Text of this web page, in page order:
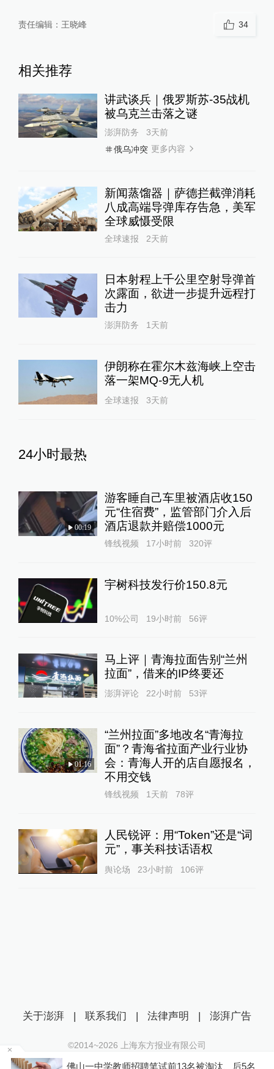
责任编辑： 王晓峰 34
相关推荐
讲武谈兵｜俄罗斯苏-35战机
被乌克兰击落之谜
澎湃防务
3天前
俄乌冲突 更多内容
新闻蒸馏器｜萨德拦截弹消耗
八成高端导弹库存告急，美军
全球威慑受限
全球速报 2天前
日本射程上千公里空射导弹首
次露面，欲进一步提升远程打
击力
澎湃防务 1天前
伊朗称在霍尔木兹海峡上空击
落一架MQ-9无人机
全球速报 3天前
24小时最热
00:19
游客睡自己车里被酒店收150
元“住宿费”，监管部门介入后
酒店退款并赔偿1000元
锋线视频 17小时前 320评
宇树科技发行价150.8元
10%公司 19小时前 56评
马上评｜青海拉面告别“兰州
拉面”，借来的IP终要还
澎湃评论 22小时前 53评
01:16
“兰州拉面”多地改名“青海拉
面”？青海省拉面产业行业协
会：青海人开的店自愿报名，
不用交钱
锋线视频 1天前 78评
人民锐评：用“Token”还是“词
元”，事关科技话语权
舆论场 23小时前 106评
佛山一中学教师招聘笔试前13名被淘汰、后5名
关于澎湃 | 联系我们 | 法律声明 | 澎湃广告
©2014~2026 上海东方报业有限公司
沪ICP证：沪B2-20170116 | 沪ICP备14003370号